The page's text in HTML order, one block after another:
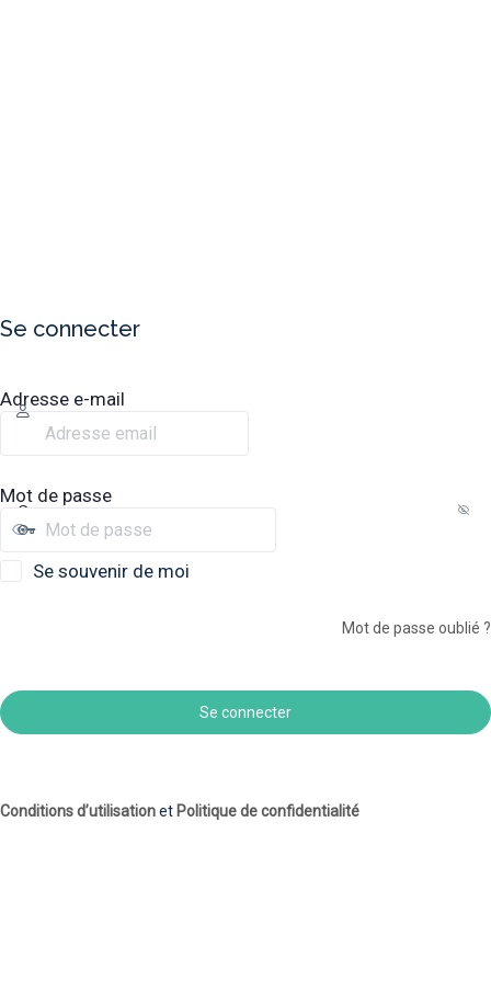
Se connecter
Adresse e-mail
Mot de passe
Se souvenir de moi
Mot de passe oublié ?
Conditions d’utilisationet Politique de confidentialité